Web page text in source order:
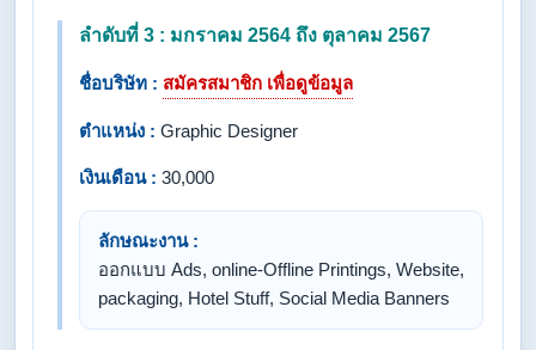
ลำดับที่ 3 : มกราคม 2564 ถึง ตุลาคม 2567
ชื่อบริษัท : สมัครสมาชิก เพื่อดูข้อมูล
ตำแหน่ง : Graphic Designer
เงินเดือน : 30,000
ลักษณะงาน :
ออกแบบ Ads, online-Offline Printings, Website,
packaging, Hotel Stuff, Social Media Banners